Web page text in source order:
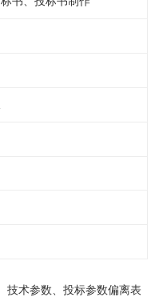
技术参数、投标参数偏离表